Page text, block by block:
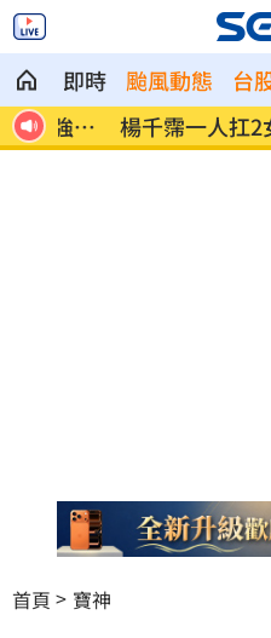
即時 颱風動態 台
後
楊千霈一人扛2女兒
首頁 寶神